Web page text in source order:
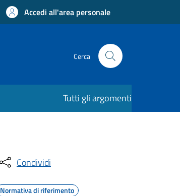
Accedi all'area personale
Cerca
Tutti gli argomenti
Condividi
Normativa di riferimento